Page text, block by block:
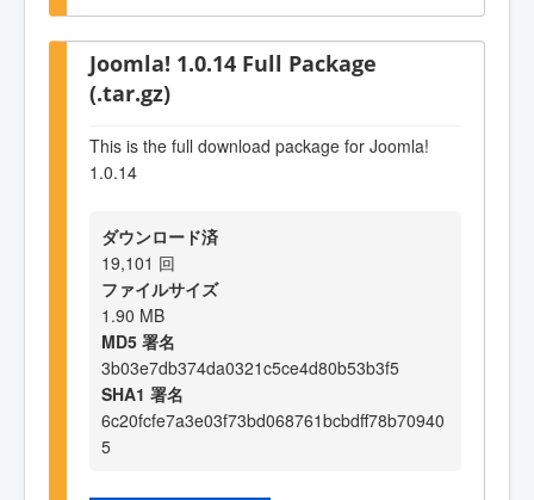
Joomla! 1.0.14 Full Package
(.tar.gz)
This is the full download package for Joomla!
1.0.14
ダウンロード済
19,101 回
ファイルサイズ
1.90 MB
MD5 署名
3b03e7db374da0321c5ce4d80b53b3f5
SHA1 署名
6c20fcfe7a3e03f73bd068761bcbdff78b70940
5